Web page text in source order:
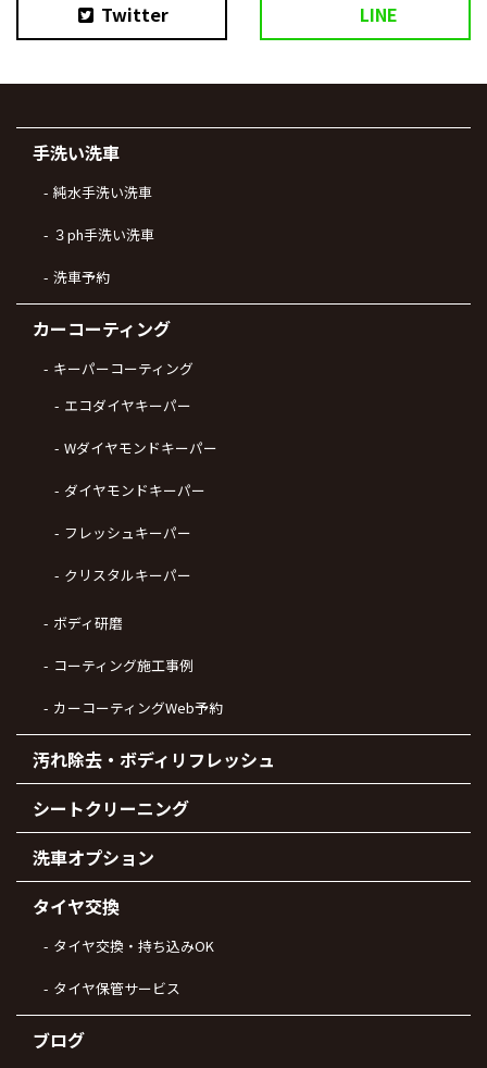
Twitter LINE
手洗い洗車
純水手洗い洗車
３ph手洗い洗車
洗車予約
カーコーティング
キーパーコーティング
エコダイヤキーパー
Wダイヤモンドキーパー
ダイヤモンドキーパー
フレッシュキーパー
クリスタルキーパー
ボディ研磨
コーティング施工事例
カーコーティングWeb予約
汚れ除去・ボディリフレッシュ
シートクリーニング
洗車オプション
タイヤ交換
タイヤ交換・持ち込みOK
タイヤ保管サービス
ブログ